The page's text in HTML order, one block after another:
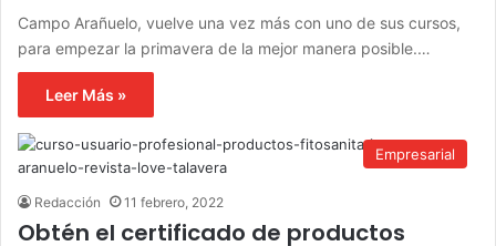
Campo Arañuelo, vuelve una vez más con uno de sus cursos,
para empezar la primavera de la mejor manera posible.…
Leer Más »
Empresarial
Redacción 11 febrero, 2022
Obtén el certificado de productos